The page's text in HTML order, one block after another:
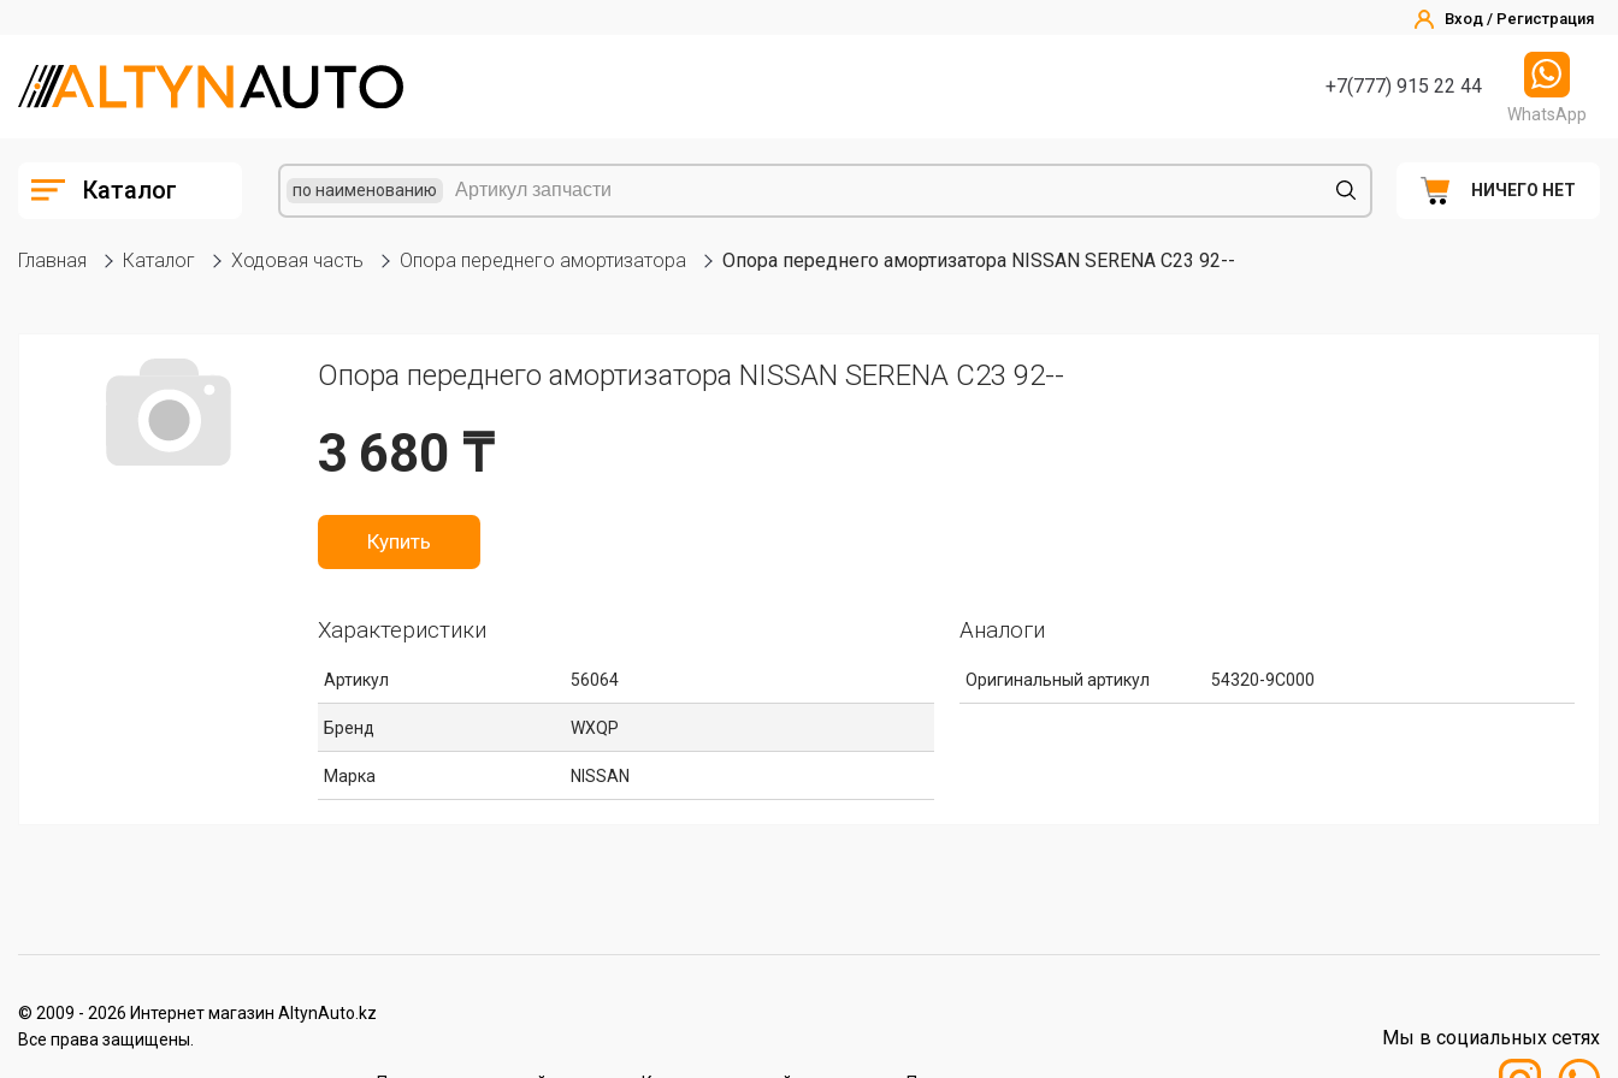
Вход / Регистрация
+7(777) 915 22 44
WhatsApp
Каталог по наименованию НИЧЕГО НЕТ
Главная Каталог Ходовая часть Опора переднего амортизатора Опора переднего амортизатора NISSAN SERENA C23 92--
Опора переднего амортизатора NISSAN SERENA C23 92--
3 680 ₸
Купить
Характеристики
Артикул 56064
Бренд WXQP
Марка NISSAN
Аналоги
Оригинальный артикул 54320-9C000
© 2009 - 2026 Интернет магазин AltynAuto.kz
Все права защищены.
Мы в социальных сетях